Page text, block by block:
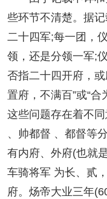
些环节不清楚。据
二十四军;每一团，
领，还是分领一军;
否指二十四开府，
置府，不满百”或“
这些问题存在着不
、帅都督 、都督等
有内府、外府(也就
车骑将军 为长、贰
府。炀帝大业三年